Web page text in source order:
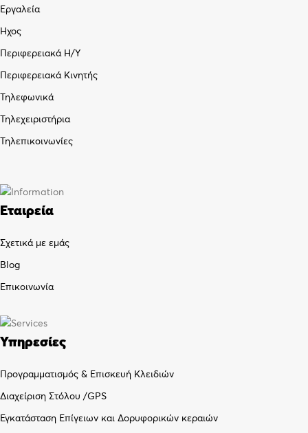
Εργαλεία
Ήχος
Περιφερειακά Η/Υ
Περιφερειακά Κινητής
Τηλεφωνικά
Τηλεχειριστήρια
Τηλεπικοινωνίες
Εταιρεία
Σχετικά με εμάς
Blog
Επικοινωνία
Υπηρεσίες
Προγραμματισμός & Επισκευή Κλειδιών
Διαχείριση Στόλου /GPS
Εγκατάσταση Επίγειων και Δορυφορικών κεραιών